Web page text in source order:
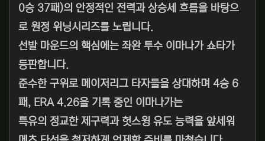
0승 37패)의 안정적인 전력과 상승세 흐름을 바탕으
로 원정 위닝시리즈를 노립니다.
선발 마운드의 핵심에는 좌완 투수 이마나가 쇼타가
등판합니다.
준수한 구위로 메이저리그 타자들을 상대하며 4승 6
패, ERA 4.26을 기록 중인 이마나가는
특유의 정교한 제구력과 헛스윙 유도 능력을 앞세워